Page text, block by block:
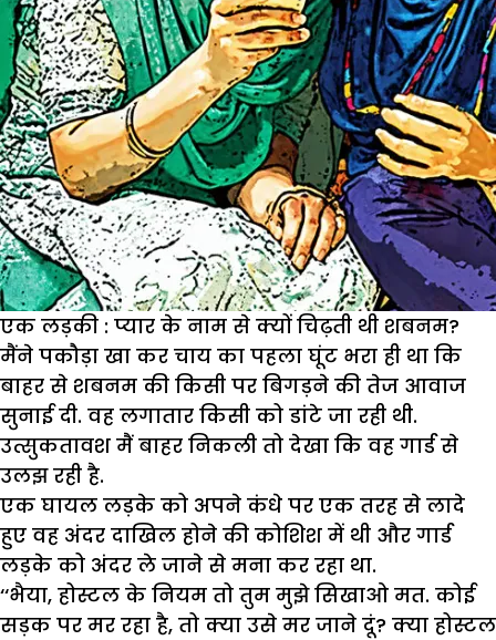
एक लड़की : प्यार के नाम से क्यों चिढ़ती थी शबनम?
मैंने पकौड़ा खा कर चाय का पहला घूंट भरा ही था कि
बाहर से शबनम की किसी पर बिगड़ने की तेज आवाज
सुनाई दी. वह लगातार किसी को डांटे जा रही थी.
उत्सुकतावश मैं बाहर निकली तो देखा कि वह गार्ड से
उलझ रही है.
एक घायल लड़के को अपने कंधे पर एक तरह से लादे
हुए वह अंदर दाखिल होने की कोशिश में थी और गार्ड
लड़के को अंदर ले जाने से मना कर रहा था.
‘‘भैया, होस्टल के नियम तो तुम मुझे सिखाओ मत. कोई
सड़क पर मर रहा है, तो क्या उसे मर जाने दूं? क्या होस्टल